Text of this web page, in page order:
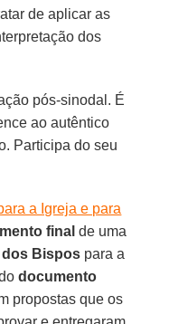
de aplicar as
dos
pós-sinodal. É
ao autêntico
Participa do seu
a Igreja e para
final de uma
Bispos para a
documento
propostas que os